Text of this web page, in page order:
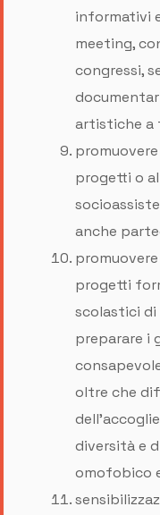
informativi
meeting,
congressi,
artistiche a
progetti o
anche
progetti
scolastici di
preparare i
oltre che
diversità e
omofobico